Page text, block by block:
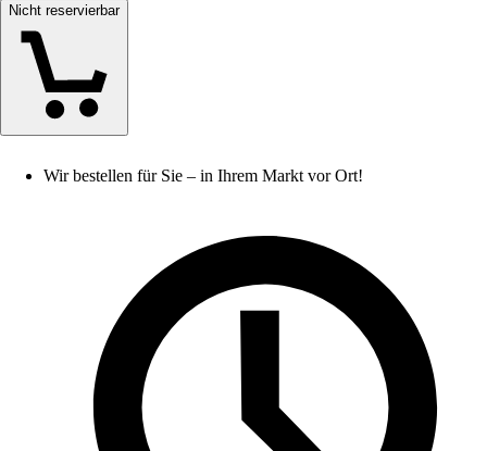
Nicht reservierbar
Wir bestellen für Sie – in Ihrem Markt vor Ort!